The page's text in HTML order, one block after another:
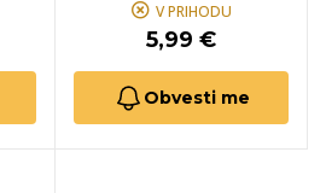
V PRIHODU
5,99 €
Obvesti me